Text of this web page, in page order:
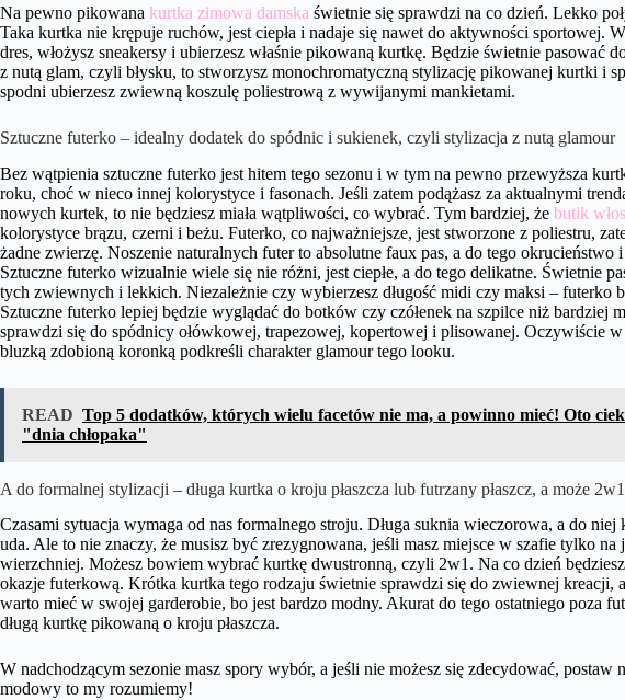
Na pewno pikowana kurtka zimowa damska świetnie się sprawdzi na co dzień. Lekko
Taka kurtka nie krępuje ruchów, jest ciepła i nadaje się nawet do aktywności sportowej.
dres, włożysz sneakersy i ubierzesz właśnie pikowaną kurtkę. Będzie świetnie pasować
z nutą glam, czyli błysku, to stworzysz monochromatyczną stylizację pikowanej kurtki i
spodni ubierzesz zwiewną koszulę poliestrową z wywijanymi mankietami.
Sztuczne futerko – idealny dodatek do spódnic i sukienek, czyli stylizacja z nutą glamour
Bez wątpienia sztuczne futerko jest hitem tego sezonu i w tym na pewno przewyższa
roku, choć w nieco innej kolorystyce i fasonach. Jeśli zatem podążasz za aktualnymi
nowych kurtek, to nie będziesz miała wątpliwości, co wybrać. Tym bardziej, że butik
kolorystyce brązu, czerni i beżu. Futerko, co najważniejsze, jest stworzone z poliestru,
żadne zwierzę. Noszenie naturalnych futer to absolutne faux pas, a do tego okrucieństwo
Sztuczne futerko wizualnie wiele się nie różni, jest ciepłe, a do tego delikatne. Świetnie
tych zwiewnych i lekkich. Niezależnie czy wybierzesz długość midi czy maksi – futerko
Sztuczne futerko lepiej będzie wyglądać do botków czy czółenek na szpilce niż bardziej
sprawdzi się do spódnicy ołówkowej, trapezowej, kopertowej i plisowanej. Oczywiście
bluzką zdobioną koronką podkreśli charakter glamour tego looku.
READ Top 5 dodatków, których wielu facetów nie ma, a powinno mieć! Oto
"dnia chłopaka"
A do formalnej stylizacji – długa kurtka o kroju płaszcza lub futrzany płaszcz, a może
Czasami sytuacja wymaga od nas formalnego stroju. Długa suknia wieczorowa, a do
uda. Ale to nie znaczy, że musisz być zrezygnowana, jeśli masz miejsce w szafie tylko
wierzchniej. Możesz bowiem wybrać kurtkę dwustronną, czyli 2w1. Na co dzień
okazje futerkową. Krótka kurtka tego rodzaju świetnie sprawdzi się do zwiewnej kreacji,
warto mieć w swojej garderobie, bo jest bardzo modny. Akurat do tego ostatniego poza
długą kurtkę pikowaną o kroju płaszcza.
W nadchodzącym sezonie masz spory wybór, a jeśli nie możesz się zdecydować,
modowy to my rozumiemy!